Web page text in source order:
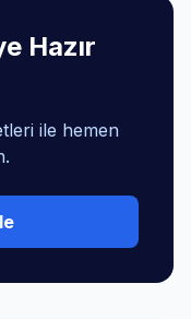
Hazır
ile hemen